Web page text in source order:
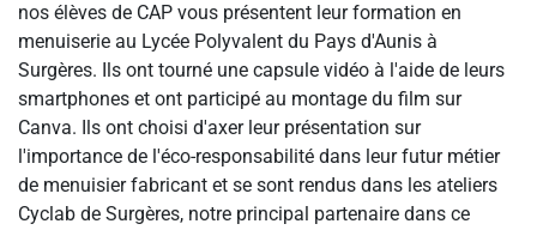
nos élèves de CAP vous présentent leur formation en
menuiserie au Lycée Polyvalent du Pays d'Aunis à
Surgères. Ils ont tourné une capsule vidéo à l'aide de leurs
smartphones et ont participé au montage du film sur
Canva. Ils ont choisi d'axer leur présentation sur
l'importance de l'éco-responsabilité dans leur futur métier
de menuisier fabricant et se sont rendus dans les ateliers
Cyclab de Surgères, notre principal partenaire dans ce